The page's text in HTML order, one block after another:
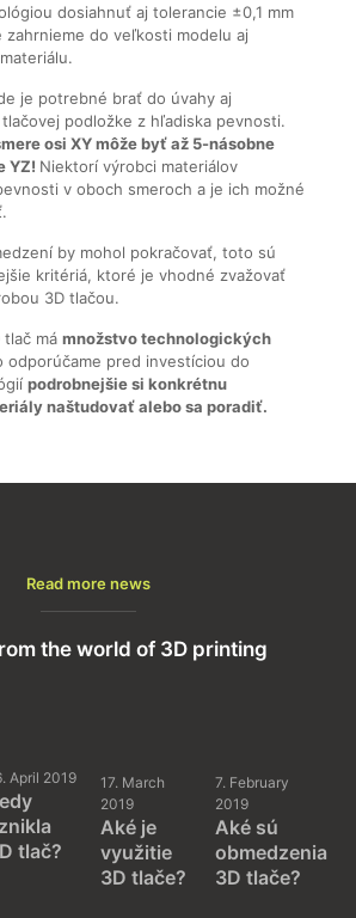
dosiahnuť aj tolerancie ±0,1 mm
zahrnieme do veľkosti modelu aj
je potrebné brať do úvahy aj
podložke z hľadiska pevnosti.
osi XY môže byť až 5-násobne
YZ! Niektorí výrobci materiálov
v oboch smeroch a je ich možné
by mohol pokračovať, toto sú
kritériá, ktoré je vhodné zvažovať
3D tlačou.
tlač má množstvo technologických
odporúčame pred investíciou do
podrobnejšie si konkrétnu
naštudovať alebo sa poradiť.
Read more news
the world of 3D printing
April 2019
tlač?
17. March
2019
Aké je
využitie
3D tlače?
7. February
2019
Aké sú
obmedzenia
3D tlače?